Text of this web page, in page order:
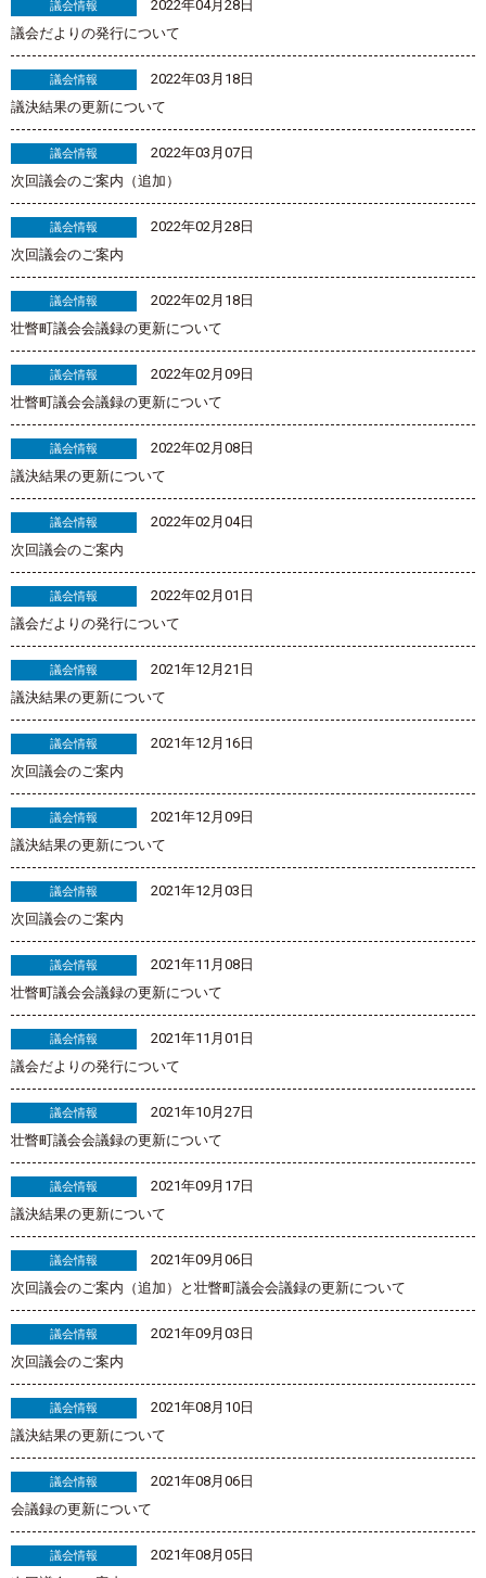
議会情報
2022年04月28日
議会だよりの発行について
議会情報
2022年03月18日
議決結果の更新について
議会情報
2022年03月07日
次回議会のご案内（追加）
議会情報
2022年02月28日
次回議会のご案内
議会情報
2022年02月18日
壮瞥町議会会議録の更新について
議会情報
2022年02月09日
壮瞥町議会会議録の更新について
議会情報
2022年02月08日
議決結果の更新について
議会情報
2022年02月04日
次回議会のご案内
議会情報
2022年02月01日
議会だよりの発行について
議会情報
2021年12月21日
議決結果の更新について
議会情報
2021年12月16日
次回議会のご案内
議会情報
2021年12月09日
議決結果の更新について
議会情報
2021年12月03日
次回議会のご案内
議会情報
2021年11月08日
壮瞥町議会会議録の更新について
議会情報
2021年11月01日
議会だよりの発行について
議会情報
2021年10月27日
壮瞥町議会会議録の更新について
議会情報
2021年09月17日
議決結果の更新について
議会情報
2021年09月06日
次回議会のご案内（追加）と壮瞥町議会会議録の更新について
議会情報
2021年09月03日
次回議会のご案内
議会情報
2021年08月10日
議決結果の更新について
議会情報
2021年08月06日
会議録の更新について
議会情報
2021年08月05日